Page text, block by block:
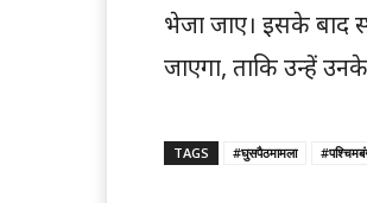
भेजा जाए। इसके बाद
जाएगा, ताकि उन्हें
TAGS #घुसपैठमामला